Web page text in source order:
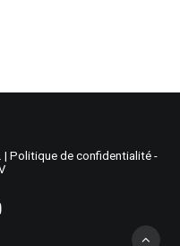
| Politique de confidentialité -